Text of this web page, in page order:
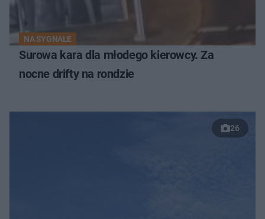
NA SYGNALE
Surowa kara dla młodego kierowcy. Za
nocne drifty na rondzie
26